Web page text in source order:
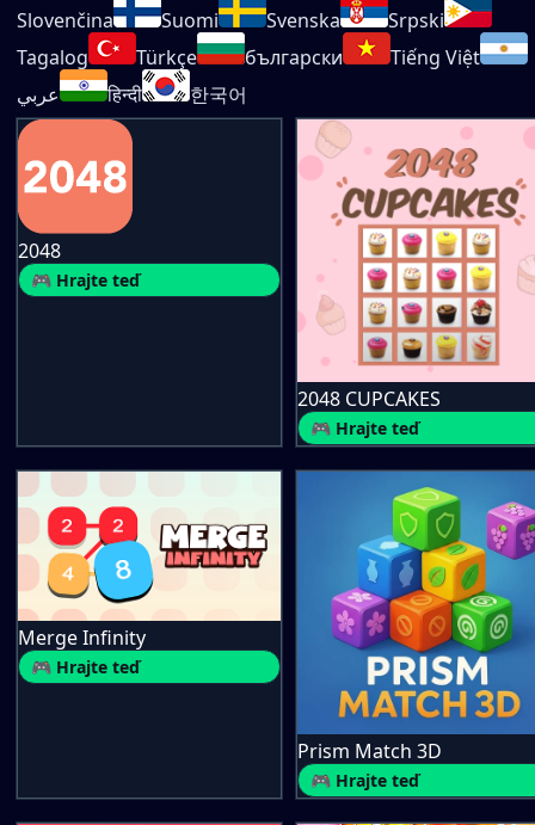
Slovenčina
Suomi Svenska
Srpski
Tagalog
Türkçe български
Tiếng Việt
عربي
हिन्दी 한국어
2048
🎮 Hrajte teď
2048 CUPCAKES
🎮 Hrajte teď
Merge Infinity
🎮 Hrajte teď
Prism Match 3D
🎮 Hrajte teď